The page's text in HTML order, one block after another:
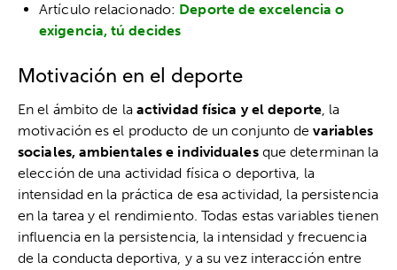
Artículo relacionado: Deporte de excelencia o
exigencia, tú decides
Motivación en el deporte
En el ámbito de la actividad física y el deporte, la
motivación es el producto de un conjunto devariables
sociales, ambientales e individualesque determinan la
elección de una actividad física o deportiva, la
intensidad en la práctica de esa actividad, la persistencia
en la tarea y el rendimiento. Todas estas variables tienen
influencia en la persistencia, la intensidad y frecuencia
de la conducta deportiva, y a su vez interacción entre